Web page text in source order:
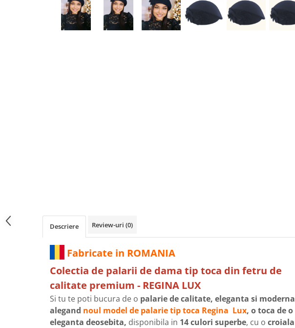
Descriere Review-uri (0)
Fabricate in ROMANIA
Colectia de palarii de dama tip toca din fetru de
calitate premium - REGINA LUX
Si tu te poti bucura de o palarie de calitate, eleganta si moderna
alegand noul model de palarie tip toca Regina Lux, o toca de o
eleganta deosebita, disponibila in 14 culori superbe, cu o croiala